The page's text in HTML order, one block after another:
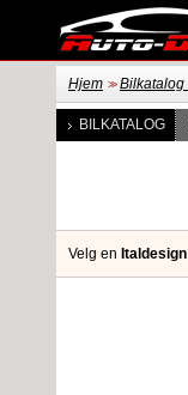
Hjem >> Bilkatalog
BILKATALOG
Velg en Italdesign